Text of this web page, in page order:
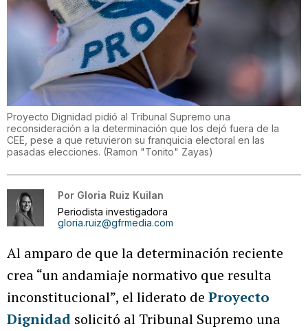
Proyecto Dignidad pidió al Tribunal Supremo una
reconsideración a la determinación que los dejó fuera de la
CEE, pese a que retuvieron su franquicia electoral en las
pasadas elecciones. (Ramon "Tonito" Zayas)
Por Gloria Ruiz Kuilan
Periodista investigadora
gloria.ruiz@gfrmedia.com
Al amparo de que la determinación reciente
crea “un andamiaje normativo que resulta
inconstitucional”, el liderato de Proyecto
Dignidad solicitó al Tribunal Supremo una